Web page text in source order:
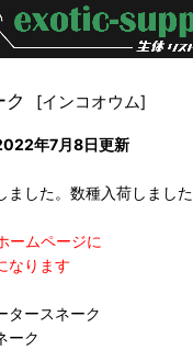
ク [インコオウム]
年7月8日更新
ました。数種入荷しました
ームページに
なります
タースネーク
ーク